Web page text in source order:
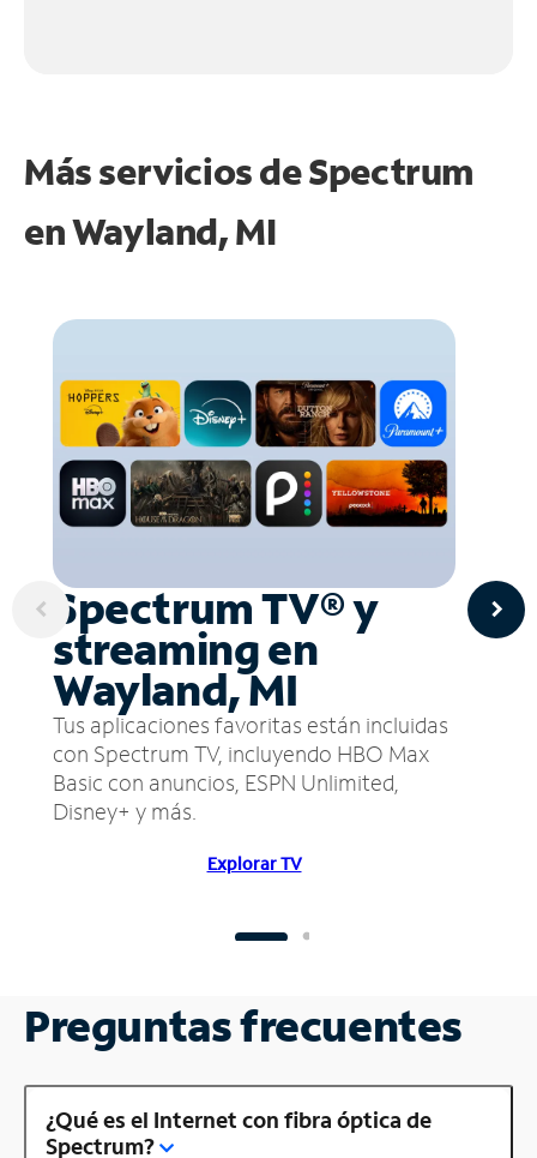
Más servicios de Spectrum
enWayland, MI
Spectrum TV® y
streaming en
Wayland, MI
Tus aplicaciones favoritas están incluidas
con Spectrum TV, incluyendo HBO Max
Basic con anuncios, ESPN Unlimited,
Disney+ y más.
Explorar TV
Preguntas frecuentes
¿Qué es el Internet con fibra óptica de
Spectrum?